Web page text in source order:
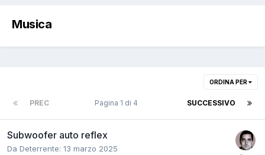
Musica
ORDINA PER
PREC SUCCESSIVO
Pagina 1 di 4
Subwoofer auto reflex
Da Deterrente: 13 marzo 2025